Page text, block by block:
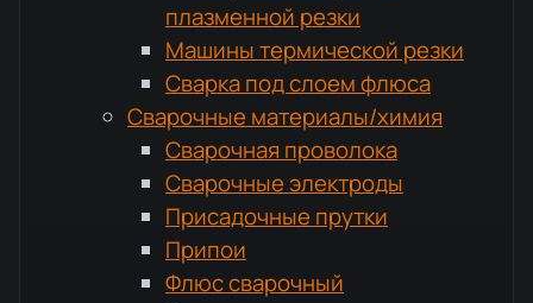
плазменной резки
Машины термической резки
Сварка под слоем флюса
Сварочные материалы/химия
Сварочная проволока
Сварочные электроды
Присадочные прутки
Припои
Флюс сварочный